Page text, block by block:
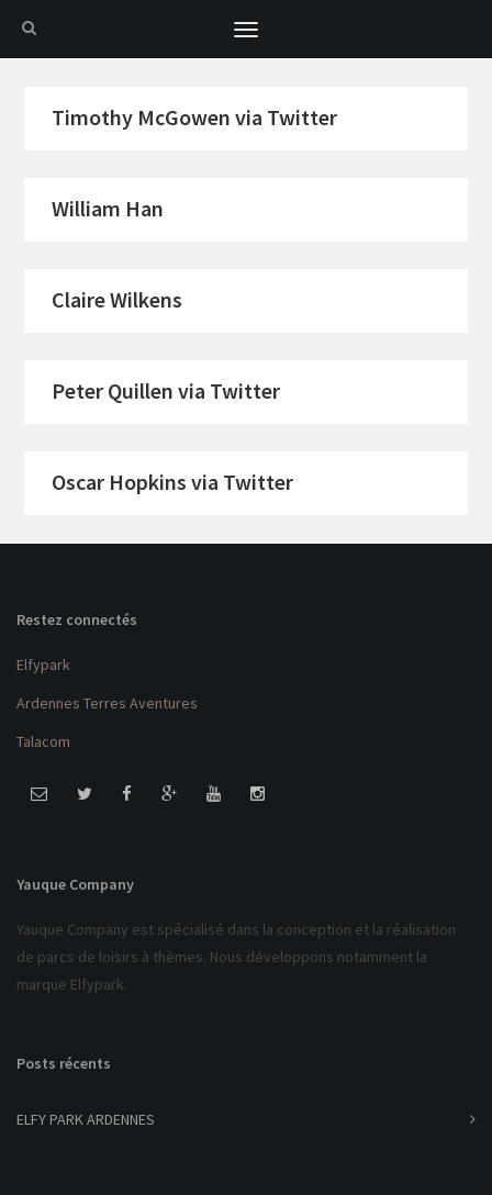
Toggle
navigation
Timothy McGowen via Twitter
William Han
Claire Wilkens
Peter Quillen via Twitter
Oscar Hopkins via Twitter
Restez connectés
Elfypark
Ardennes Terres Aventures
Talacom
Yauque Company
Yauque Company est spécialisé dans la conception et la réalisation
de parcs de loisirs à thèmes. Nous développons notamment la
marque Elfypark.
Posts récents
ELFY PARK ARDENNES